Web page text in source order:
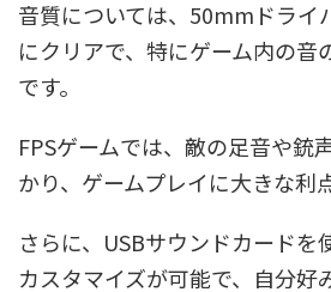
音質については、50mmドライ
にクリアで、特にゲーム内の音
です。
FPSゲームでは、敵の足音や銃
かり、ゲームプレイに大きな利
さらに、USBサウンドカードを
カスタマイズが可能で、自分好